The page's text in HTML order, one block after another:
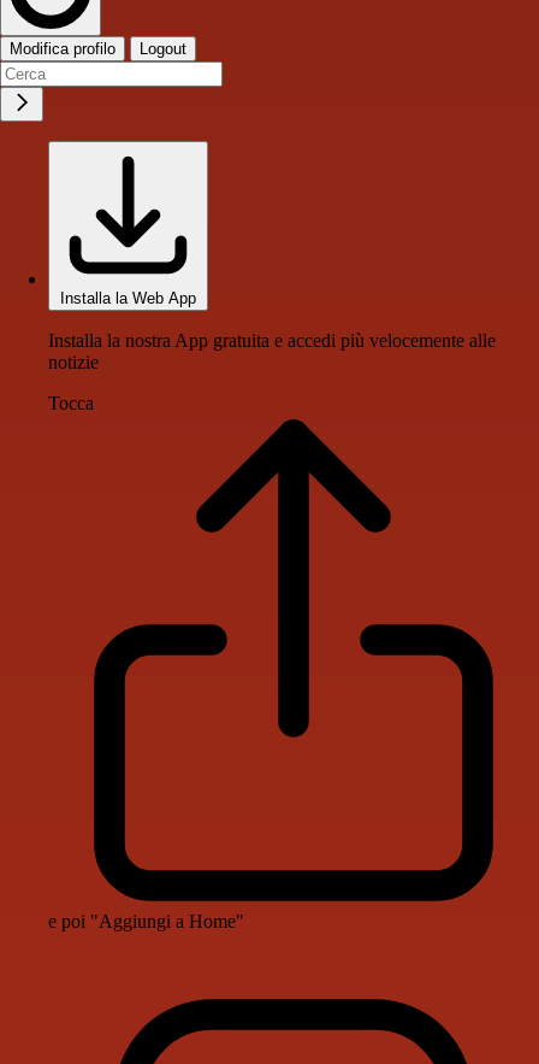
Modifica profilo Logout
Installa la Web App
Installa la nostra App gratuita e accedi più velocemente alle
notizie
Tocca
e poi "Aggiungi a Home"